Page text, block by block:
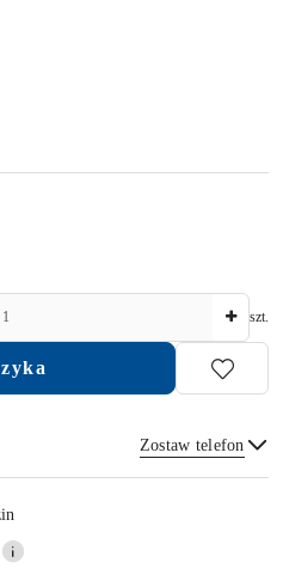
szt.
Zostaw telefon